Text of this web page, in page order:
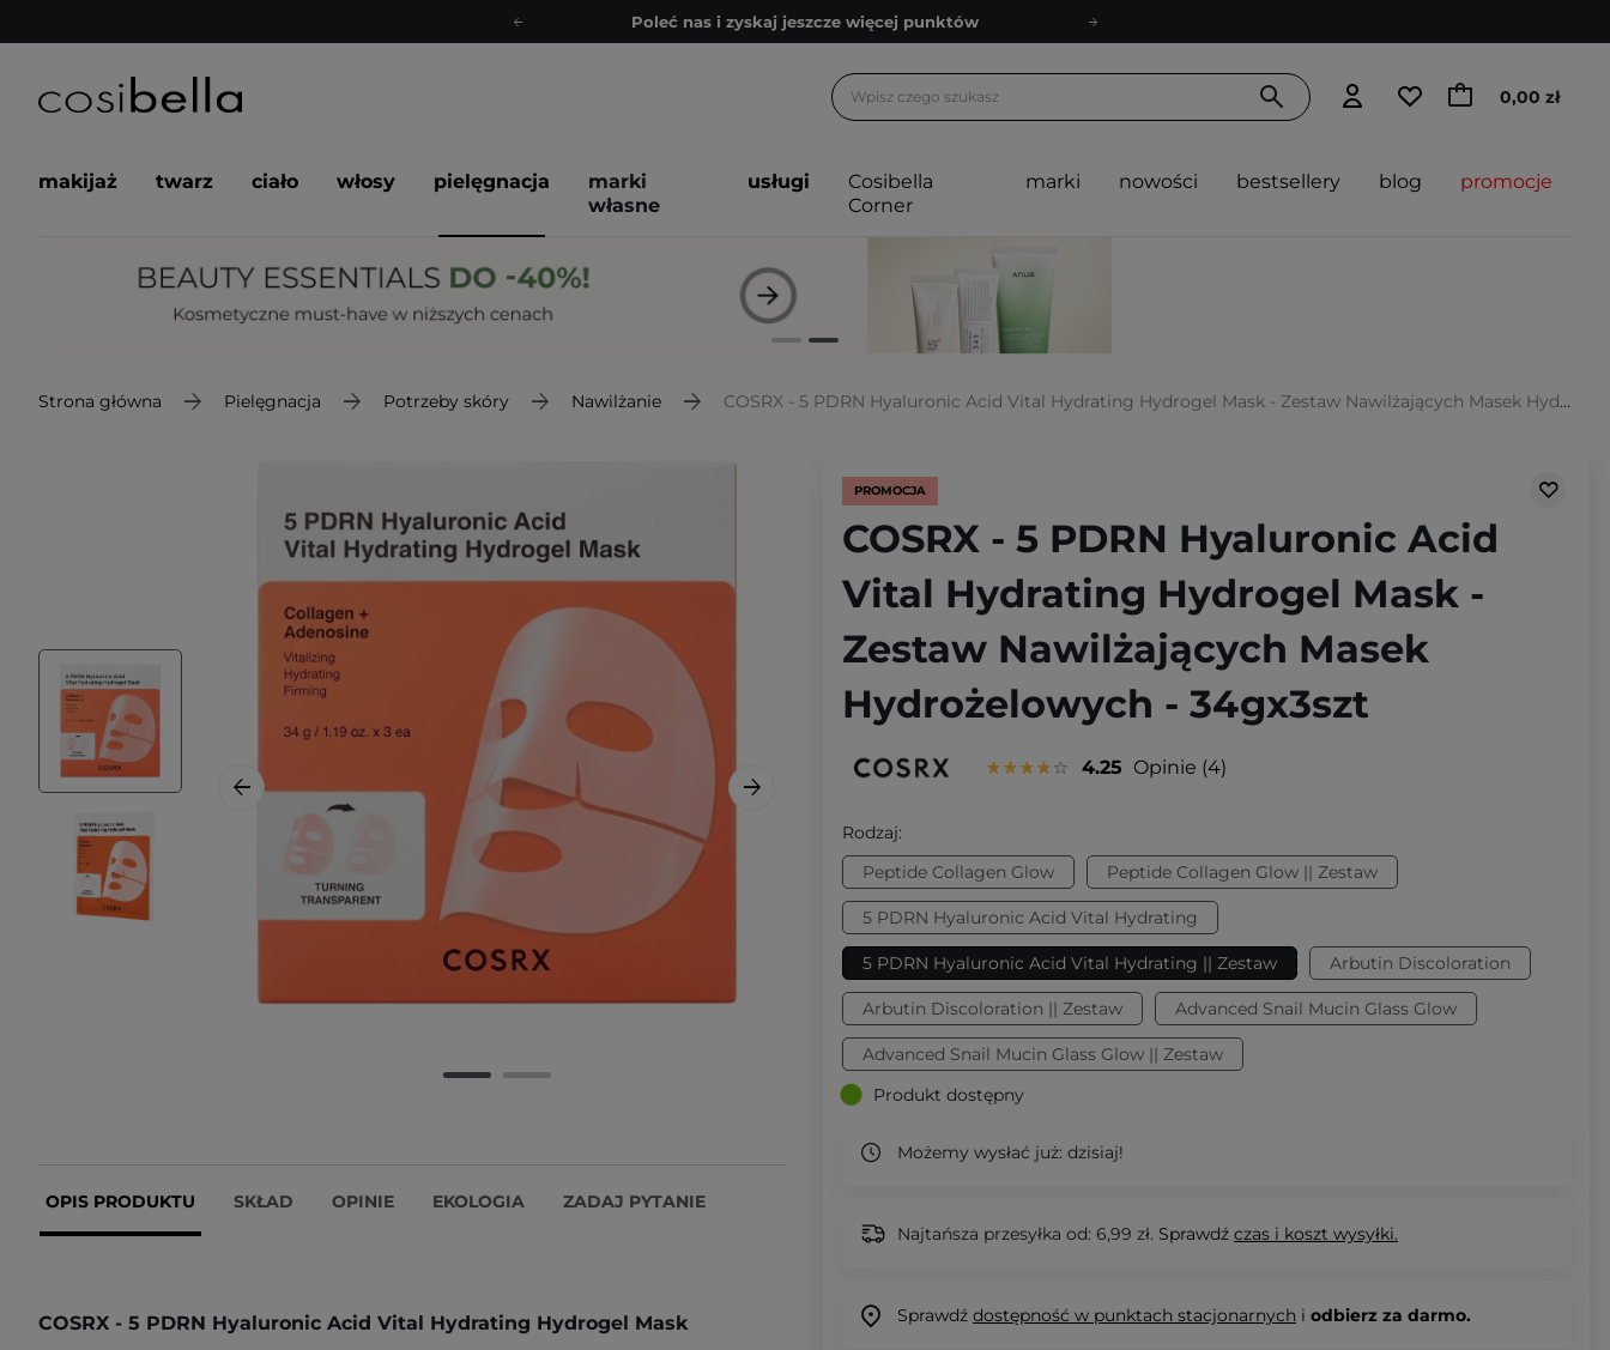
Poleć nas i zyskaj jeszcze więcej punktów
Bezpłatne konsultacje kosmetologiczne
Poleć nas i zyskaj jeszcze więcej punktów
Zapisz się na newsletter pełen porad
0,00 zł
makijaż twarz ciało włosy pielęgnacja
marki
własne
usługi
Cosibella
Corner
marki nowości bestsellery blog promocje
Strona główna Pielęgnacja Potrzeby skóry Nawilżanie COSRX - 5 PDRN Hyaluronic Acid Vital Hydrating Hydrogel Mask - Zestaw Nawilżających Masek Hydrożelowych - 34gx3szt
OPIS PRODUKTU SKŁAD OPINIE EKOLOGIA ZADAJ PYTANIE
COSRX - 5 PDRN Hyaluronic Acid Vital Hydrating Hydrogel Mask
PROMOCJA
COSRX - 5 PDRN Hyaluronic Acid
Vital Hydrating Hydrogel Mask -
Zestaw Nawilżających Masek
Hydrożelowych - 34gx3szt
4.25 Opinie 4
Rodzaj:
Peptide Collagen Glow
Peptide Collagen Glow || Zestaw
5 PDRN Hyaluronic Acid Vital Hydrating
5 PDRN Hyaluronic Acid Vital Hydrating || Zestaw Arbutin Discoloration
Arbutin Discoloration || Zestaw Advanced Snail Mucin Glass Glow
Advanced Snail Mucin Glass Glow || Zestaw
Produkt dostępny
Możemy wysłać już: dzisiaj!
Najtańsza przesyłka od: 6,99 zł. Sprawdź czas i koszt wysyłki.
Sprawdź dostępność w punktach stacjonarnych i odbierz za darmo.